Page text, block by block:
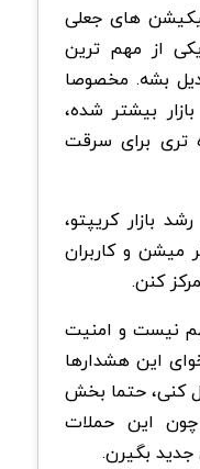
های جعلی
از مهم ترین
بشه. مخصوصا
بیشتر شده،
برای سرقت
بازار کریپتو،
و کاربران
کنن.
نیست و امنیت
این هشدارها
کنی، حتما بخش
این حملات
بگیرن.